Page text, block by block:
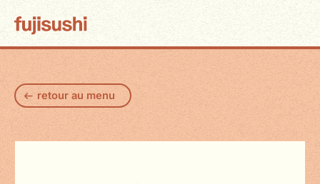
retour au menu